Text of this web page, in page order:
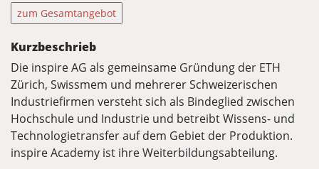
zum Gesamtangebot
Kurzbeschrieb
Die inspire AG als gemeinsame Gründung der ETH
Zürich, Swissmem und mehrerer Schweizerischen
Industriefirmen versteht sich als Bindeglied zwischen
Hochschule und Industrie und betreibt Wissens- und
Technologietransfer auf dem Gebiet der Produktion.
inspire Academy ist ihre Weiterbildungsabteilung.